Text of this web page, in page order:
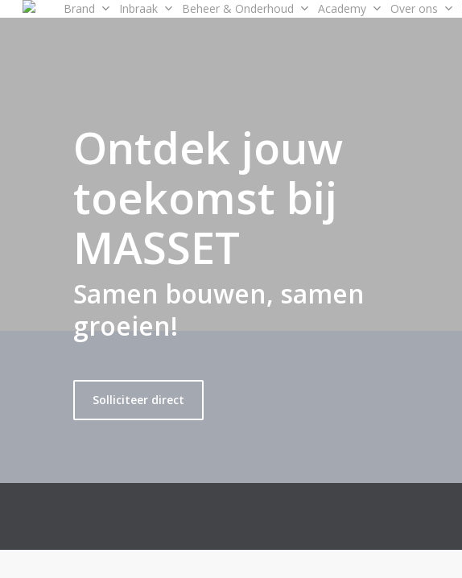
Brand Inbraak Beheer & Onderhoud Academy Over ons
Ontdek jouw
toekomst bij
MASSET
Samen bouwen, samen
groeien!
Solliciteer direct